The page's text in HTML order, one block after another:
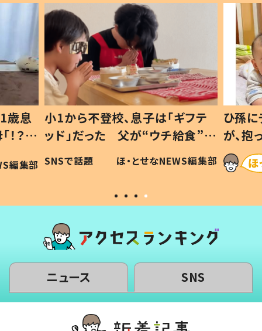
歳息
？」
編集部
小1から不登校、息子は「ギフテ
ッド」だった 父が“ウチ給食”を
作り続ける理由とは #令和の親
#令和の子
SNSで話題 ほ・とせなNEWS編集部
ひ孫
が、
「涙が
い」
ニュース SNS